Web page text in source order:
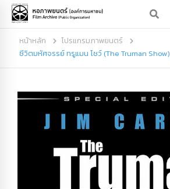
หน้าหลัก
โปรแกรมภาพยนตร์
ชีวิตมหัศจรรย์ ทรูแมน โชว์ (The Truman Show)